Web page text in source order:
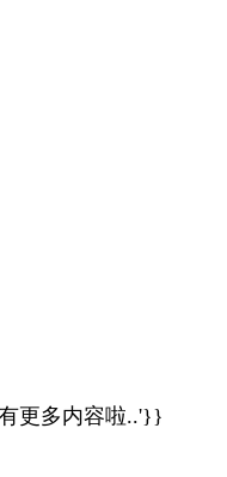
更多内容啦..'}}